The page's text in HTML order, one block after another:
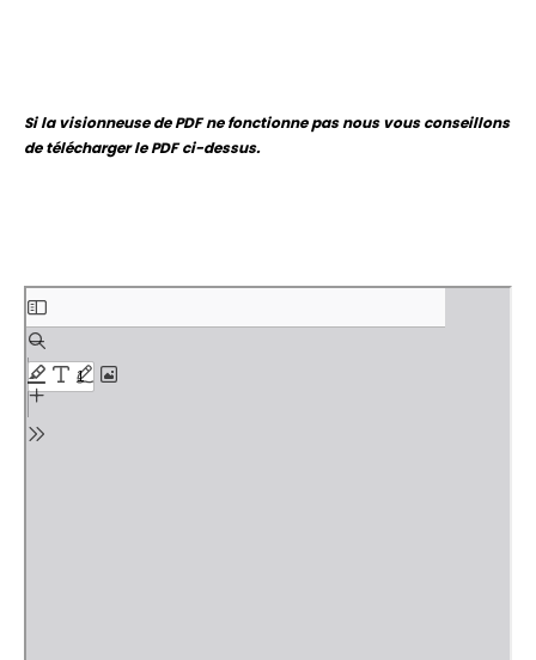
Si la visionneuse de PDF ne fonctionne pas nous vous conseillons
de télécharger le PDF ci-dessus.
Aller
au
contenu
PDF